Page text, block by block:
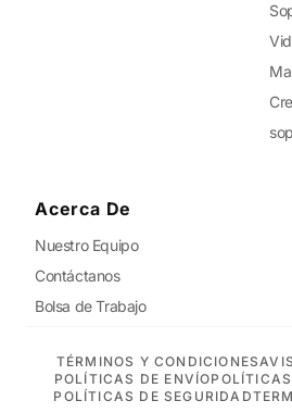
Acerca De
Nuestro Equipo
Contáctanos
Bolsa de Trabajo
TÉRMINOS Y CONDICIONES
POLÍTICAS DE ENVÍO
POLÍTICAS DE SEGURIDAD